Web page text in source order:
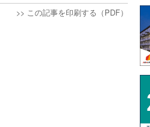
>> この記事を印刷する（PDF）